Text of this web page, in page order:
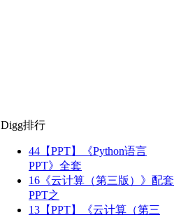
Digg排行
44 【PPT】《Python语言
PPT》全套
16 《云计算（第三版）》配套
PPT之
13 【PPT】《云计算（第三